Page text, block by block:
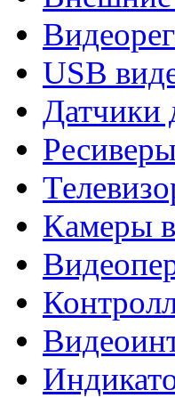
USB
Датчики
Ресиверы
Камеры